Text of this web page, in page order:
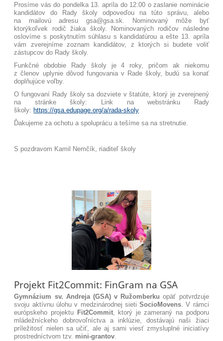
Prosíme vás do pondelka 13. apríla do 12:00 o zaslanie nominácie
kandidátov do Rady školy odpoveďou na túto správu, alebo
na mailovú adresu gsa@gsa.sk. Nominovaný môže byť
ktorýkoľvek rodič žiaka školy. Nominovaných rodičov následne
oslovíme s poskytnutím súhlasu s kandidatúrou a ešte 13. apríla
vám zverejníme zoznam kandidátov, z ktorých si budete voliť
zástupcov do Rady školy.
Funkčné obdobie Rady školy je 4 roky, pričom ak niekomu
z členov uplynie dôvod fungovania v Rade školy, budú sa konať
doplňujúce voľby.
O fungovaní Rady školy sa dozviete v štatúte, ktorý je zverejnený
na stránke školy: Link na webstránku Rady
školy: https://gsa.edupage.org/a/rada-skoly
Ďakujeme za ochotu a spoluprácu a tešíme sa na stretnutie.
S pozdravom Kamil Nemčík, riaditeľ školy
Projekt Fit2Commit: FinGram na GSA
Gymnázium sv. Andreja (GSA) v Ružomberku opäť potvrdzuje
svoju aktívnu úlohu v medzinárodnej sietiSocioMovens. V rámci
európskeho projektu Fit2Commit, ktorý je zameraný na podporu
mládežníckeho dobrovoľníctva a inklúzie, dostávajú naši žiaci
príležitosť nielen sa učiť, ale aj sami viesť zmysluplné iniciatívy
prostredníctvom tzv. mini-grantov.